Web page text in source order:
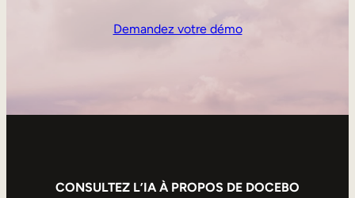
Demandez votre démo
CONSULTEZ L’IA À PROPOS DE DOCEBO